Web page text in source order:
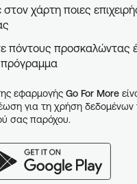
στον χάρτη ποιες
πόντους προσκαλώντας
εφαρμογής Go For More
για τη χρήση δεδομένων
σας παρόχου.